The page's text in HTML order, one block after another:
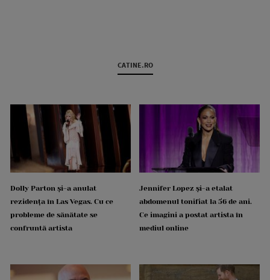
CATINE.RO
Dolly Parton și-a anulat
rezidența în Las Vegas. Cu ce
probleme de sănătate se
confruntă artista
Jennifer Lopez și-a etalat
abdomenul tonifiat la 56 de ani.
Ce imagini a postat artista în
mediul online